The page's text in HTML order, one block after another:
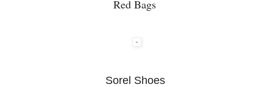
Red Bags
Sorel Shoes